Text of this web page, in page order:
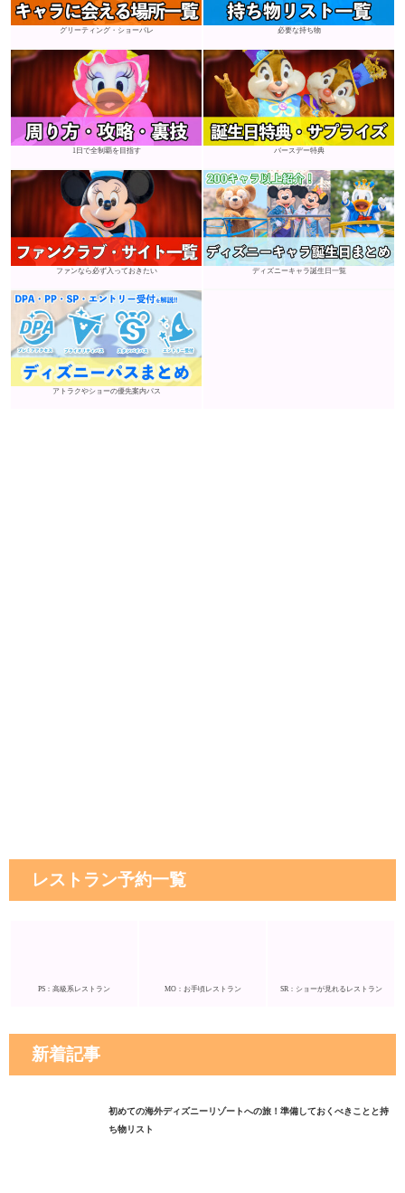
グリーティング・ショーパレ 必要な持ち物
1日で全制覇を目指す バースデー特典
ファンなら必ず入っておきたい ディズニーキャラ誕生日一覧
アトラクやショーの優先案内パス
レストラン予約一覧
PS：高級系レストラン MO：お手頃レストラン SR：ショーが見れるレストラン
新着記事
初めての海外ディズニーリゾートへの旅！準備しておくべきことと持
ち物リスト